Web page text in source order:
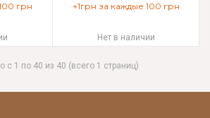
грн
+1грн за каждые 100 грн
Нет в наличии
с 1 по 40 из 40 (всего 1 страниц)